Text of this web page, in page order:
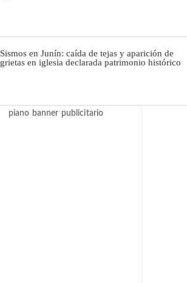
Sismos en Junín: caída de tejas y aparición de
grietas en iglesia declarada patrimonio histórico